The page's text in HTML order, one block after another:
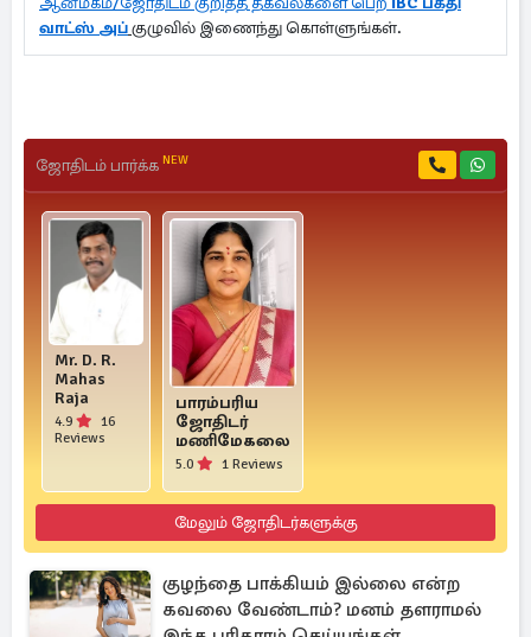
வாட்ஸ் அப்குழுவில் இணைந்து கொள்ளுங்கள்.
ஜோதிடம் பார்க்க NEW
Mr. D. R.
Mahas
Raja
4.9
16
Reviews
பாரம்பரிய
ஜோதிடர்
மணிமேகலை
5.0 1 Reviews
மேலும் ஜோதிடர்களுக்கு
குழந்தை பாக்கியம் இல்லை என்ற
கவலை வேண்டாம்? மனம் தளராமல்